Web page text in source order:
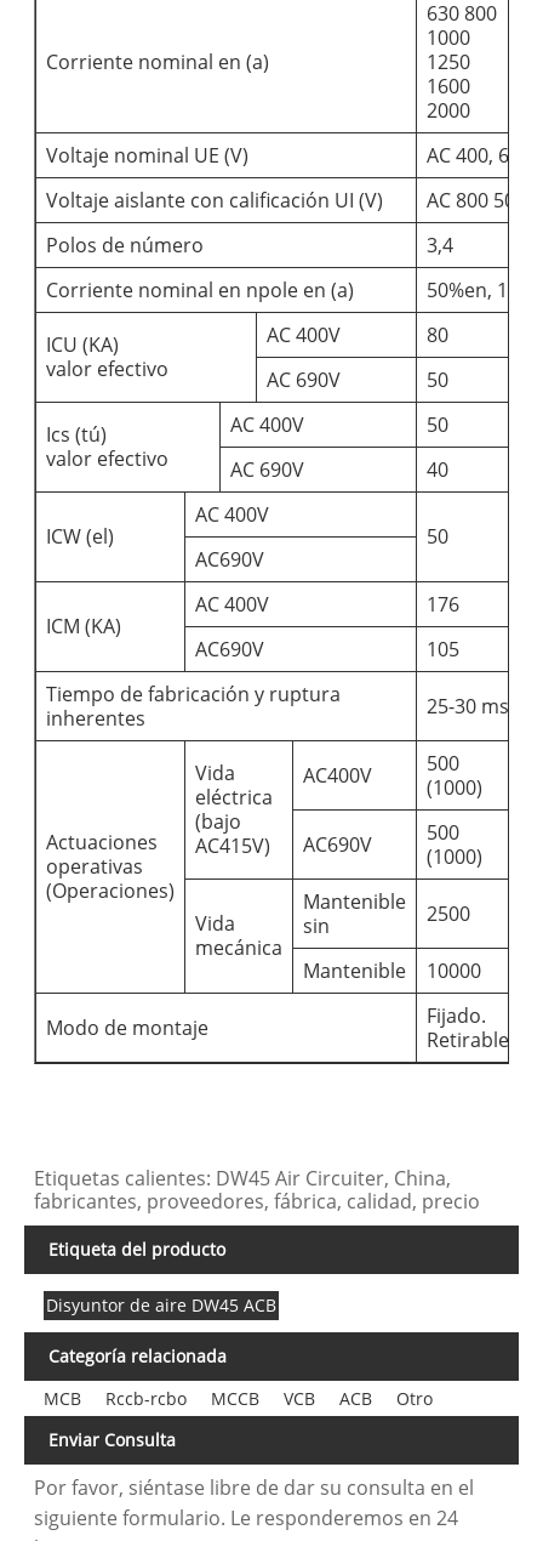
Corriente nominal en (a)
630 800
1000
1250
1600
2000
Voltaje nominal UE (V)
AC 400, 690
Voltaje aislante con calificación UI (V)
AC 800 50Hz
Polos de número
3,4
Corriente nominal en npole en (a)
50%en,
ICU (KA)
valor efectivo
AC 400V 80
AC 690V
50
Ics (tú)
valor efectivo
AC 400V 50
AC 690V
40
ICW (el)
AC 400V
50
AC690V
ICM (KA)
AC 400V 176
AC690V
105
Tiempo de fabricación y ruptura
inherentes
25-30 ms
Actuaciones
operativas
(Operaciones)
Vida
eléctrica
(bajo
AC415V)
AC400V
500
(1000)
AC690V
500
(1000)
Vida
mecánica
Mantenible
sin
2500
Mantenible 10000
Modo de montaje
Fijado.
Retirable
Etiquetas calientes: DW45 Air Circuiter, China,
fabricantes, proveedores, fábrica, calidad, precio
Etiqueta del producto
Disyuntor de aire DW45 ACB
Categoría relacionada
MCB
Rccb-rcbo MCCB VCB ACB
Otro
Enviar Consulta
Por favor, siéntase libre de dar su consulta en el
siguiente formulario. Le responderemos en 24